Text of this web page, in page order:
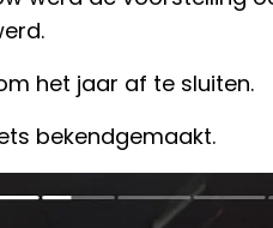
het jaar af te sluiten.
bekendgemaakt.